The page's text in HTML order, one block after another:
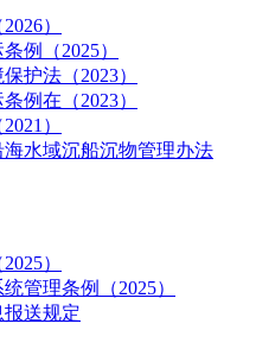
）
例（2025）
护法（2023）
例在（2023）
）
水域沉船沉物管理办法
）
管理条例（2025）
送规定